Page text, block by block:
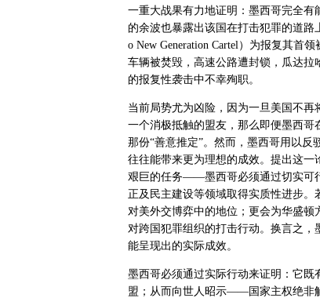
一重大战果有力地证明：墨西哥完全
的余波也暴露出该国在打击犯罪的道
o New Generation Cartel）为报复其首领
车辆被焚毁，高速公路遭封锁，瓜达拉
的报复性袭击中不幸殉职。
当前局势尤为凶险，因为一旦美国不
一个消极抵触的盟友，那么即便墨西
那份“善意推定”。然而，墨西哥用以
往往能带来更为理想的成效。提出这
艰巨的任务——墨西哥必须通过切实可
正及民主建设等领域取得实质性进步
对美外交博弈中的地位；更会为华盛
对跨国犯罪组织的打击行动。换言之
能呈现出的实际成效。
墨西哥必须通过实际行动来证明：它
盟；从而向世人昭示——国家主权绝非